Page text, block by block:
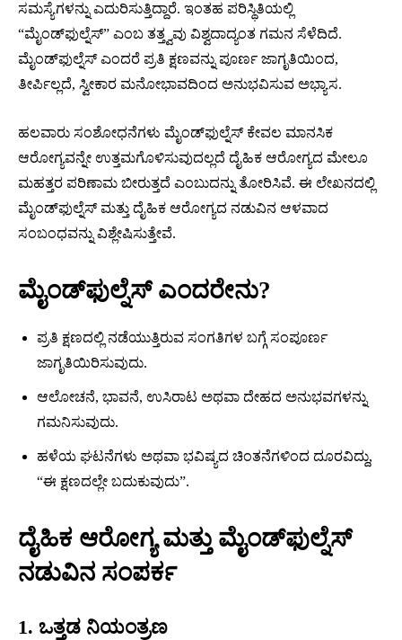
ಸಮಸ್ಯೆಗಳನ್ನು ಎದುರಿಸುತ್ತಿದ್ದಾರೆ. ಇಂತಹ ಪರಿಸ್ಥಿತಿಯಲ್ಲಿ
“ಮೈಂಡ್‍ಫುಲ್ನೆಸ್” ಎಂಬ ತತ್ತ್ವವು ವಿಶ್ವದಾದ್ಯಂತ ಗಮನ ಸೆಳೆದಿದೆ.
ಮೈಂಡ್‍ಫುಲ್ನೆಸ್ ಎಂದರೆ ಪ್ರತಿ ಕ್ಷಣವನ್ನು ಪೂರ್ಣ ಜಾಗೃತಿಯಿಂದ,
ತೀರ್ಪಿಲ್ಲದೆ, ಸ್ವೀಕಾರ ಮನೋಭಾವದಿಂದ ಅನುಭವಿಸುವ ಅಭ್ಯಾಸ.
ಹಲವಾರು ಸಂಶೋಧನೆಗಳು ಮೈಂಡ್‍ಫುಲ್ನೆಸ್ ಕೇವಲ ಮಾನಸಿಕ
ಆರೋಗ್ಯವನ್ನೇ ಉತ್ತಮಗೊಳಿಸುವುದಲ್ಲದೆ ದೈಹಿಕ ಆರೋಗ್ಯದ ಮೇಲೂ
ಮಹತ್ತರ ಪರಿಣಾಮ ಬೀರುತ್ತದೆ ಎಂಬುದನ್ನು ತೋರಿಸಿವೆ. ಈ ಲೇಖನದಲ್ಲಿ
ಮೈಂಡ್‍ಫುಲ್ನೆಸ್ ಮತ್ತು ದೈಹಿಕ ಆರೋಗ್ಯದ ನಡುವಿನ ಆಳವಾದ
ಸಂಬಂಧವನ್ನು ವಿಶ್ಲೇಷಿಸುತ್ತೇವೆ.
ಮೈಂಡ್‍ಫುಲ್ನೆಸ್ ಎಂದರೇನು?
ಪ್ರತಿ ಕ್ಷಣದಲ್ಲಿ ನಡೆಯುತ್ತಿರುವ ಸಂಗತಿಗಳ ಬಗ್ಗೆ ಸಂಪೂರ್ಣ
ಜಾಗೃತಿಯಿರಿಸುವುದು.
ಆಲೋಚನೆ, ಭಾವನೆ, ಉಸಿರಾಟ ಅಥವಾ ದೇಹದ ಅನುಭವಗಳನ್ನು
ಗಮನಿಸುವುದು.
ಹಳೆಯ ಘಟನೆಗಳು ಅಥವಾ ಭವಿಷ್ಯದ ಚಿಂತನೆಗಳಿಂದ ದೂರವಿದ್ದು,
“ಈ ಕ್ಷಣದಲ್ಲೇ ಬದುಕುವುದು”.
ದೈಹಿಕ ಆರೋಗ್ಯ ಮತ್ತು ಮೈಂಡ್‍ಫುಲ್ನೆಸ್
ನಡುವಿನ ಸಂಪರ್ಕ
1. ಒತ್ತಡ ನಿಯಂತ್ರಣ